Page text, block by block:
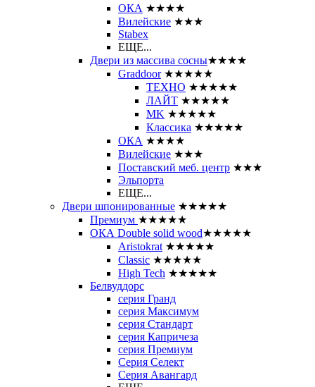
ОКА ★★★★
Вилейские ★★★
Stabex
ЕЩЕ...
Двери из массива сосны★★★★
Graddoor ★★★★★
ТЕХНО ★★★★★
ЛАЙТ ★★★★★
MK ★★★★★
Классика ★★★★★
ОКА ★★★★
Вилейские ★★★
Поставский меб. центр ★★★
Эльпорта
ЕЩЕ...
Двери шпонированные ★★★★★
Премиум ★★★★★
ОКА Double solid wood★★★★★
Aristokrat ★★★★★
Classic ★★★★★
High Tech ★★★★★
Белвуддорс
серия Гранд
серия Максимум
серия Стандарт
серия Капричеза
серия Премиум
Серия Селект
Серия Авангард